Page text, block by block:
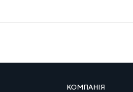
КОМПАНІЯ